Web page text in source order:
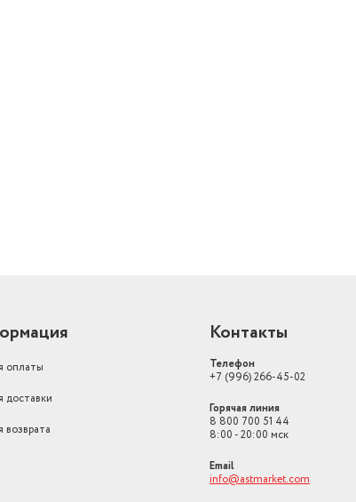
оплаты
доставки
возврата
Контакты
Телефон
+7 (996) 266-45-02
Горячая линия
8 800 700 51 44
8:00 - 20:00 мск
Email
info@astmarket.com